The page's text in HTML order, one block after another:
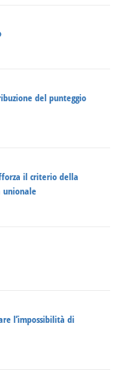
del punteggio
il criterio della
unionale
l’impossibilità di